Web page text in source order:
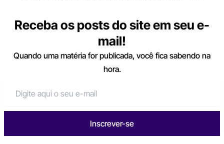
Receba os posts do site em seu e-
mail!
Quando uma matéria for publicada, você fica sabendo na
hora.
Inscrever-se